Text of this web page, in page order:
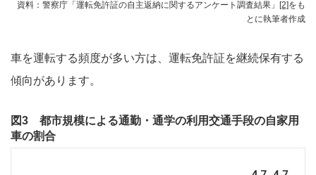
資料：警察庁「運転免許証の自主返納に関するアンケート調査結果」 [2]をも
とに執筆者作成
車を運転する頻度が多い方は、運転免許証を継続保有する
傾向があります。
図3 都市規模による通勤・通学の利用交通手段の自家用
車の割合